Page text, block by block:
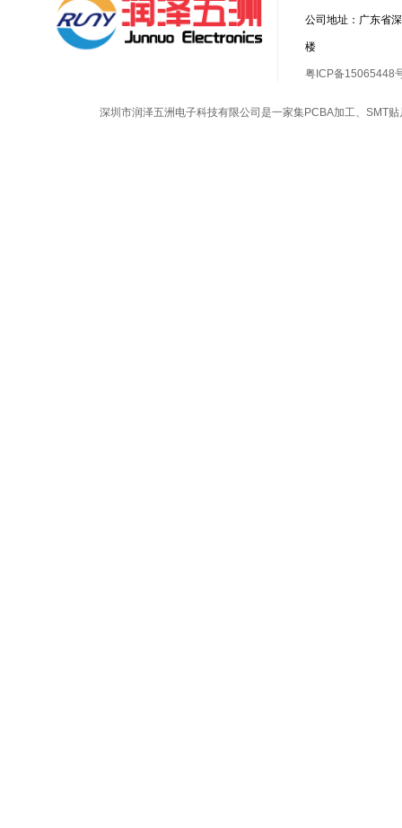
公司地址：广东省
楼
粤ICP备15065448
深圳市润泽五洲电子科技有限公司是一家集PCBA加工、 SMT贴